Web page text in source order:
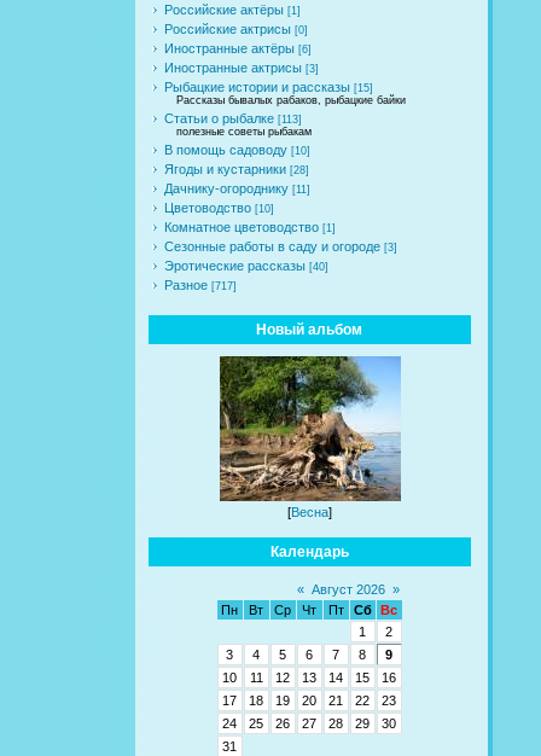
Российские актёры [1]
Российские актрисы [0]
Иностранные актёры [6]
Иностранные актрисы [3]
Рыбацкие истории и рассказы [15]
Рассказы бывалых рабаков, рыбацкие байки
Статьи о рыбалке [113]
полезные советы рыбакам
В помощь садоводу [10]
Ягоды и кустарники [28]
Дачнику-огороднику [11]
Цветоводство [10]
Комнатное цветоводство [1]
Сезонные работы в саду и огороде [3]
Эротические рассказы [40]
Разное [717]
Новый альбом
[Весна]
Календарь
« Август 2026 »
Пн
Вт Ср Чт Пт Сб
Вс
1
2
3
4 5 6 7 8
9
10
11 12 13 14 15
16
17
18 19 20 21 22
23
24
25 26 27 28 29
30
31